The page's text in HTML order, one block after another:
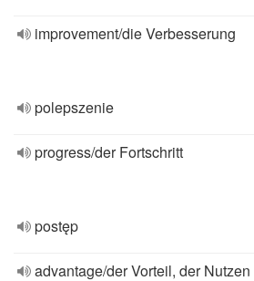
improvement/die Verbesserung
polepszenie
progress/der Fortschritt
postęp
advantage/der Vorteil, der Nutzen